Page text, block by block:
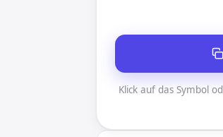
Klick auf das Symbol